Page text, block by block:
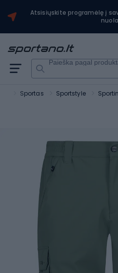
Atsisiųskite programėlę į
Paieška pagal
Sportas Sportstyle